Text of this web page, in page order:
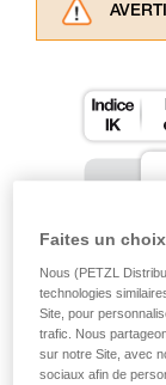
avec
la
de la
Nous
liées à
que
Faites un
Nous (PETZL
technologies
Site, pour
trafic. Nous
sur notre Site, avec
sociaux afin de